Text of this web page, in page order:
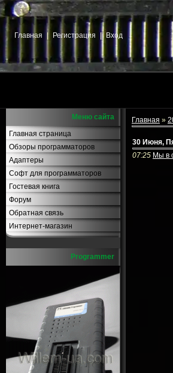
Главная Регистрация | Вход
Меню сайта
Главная страница
Обзоры программаторов
Адаптеры
Софт для программаторов
Гостевая книга
Форум
Обратная связь
Интернет-магазин
Programmer
Главная »
30 Июня,
07:25 Мы в